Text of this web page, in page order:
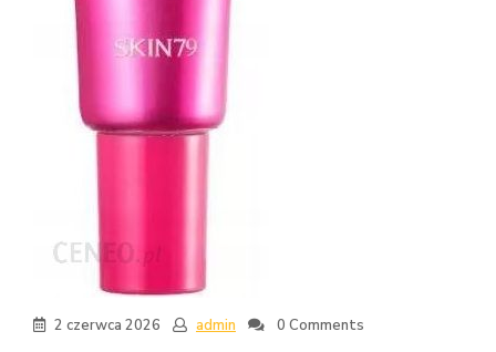
2 czerwca 2026 admin 0 Comments